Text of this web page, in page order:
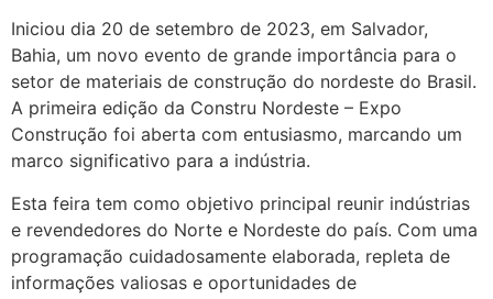
Iniciou dia 20 de setembro de 2023, em Salvador,
Bahia, um novo evento de grande importância para o
setor de materiais de construção do nordeste do Brasil.
A primeira edição da Constru Nordeste – Expo
Construção foi aberta com entusiasmo, marcando um
marco significativo para a indústria.
Esta feira tem como objetivo principal reunir indústrias
e revendedores do Norte e Nordeste do país. Com uma
programação cuidadosamente elaborada, repleta de
informações valiosas e oportunidades de